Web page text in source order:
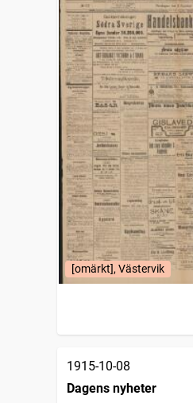
[omärkt], Västervik
1915-10-08
Dagens nyheter